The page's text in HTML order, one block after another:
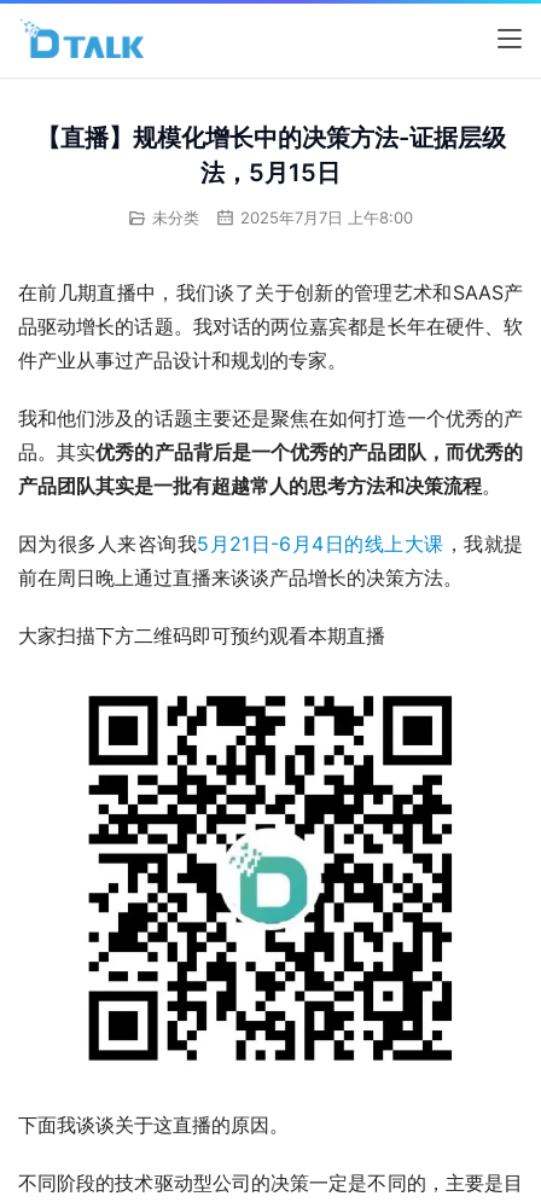
【直播】规模化增长中的决策方法-证据层级
法，5月15日
未分类 2025年7月7日 上午8:00
在前几期直播中，我们谈了关于创新的管理艺术和SAAS产
品驱动增长的话题。我对话的两位嘉宾都是长年在硬件、软
件产业从事过产品设计和规划的专家。
我和他们涉及的话题主要还是聚焦在如何打造一个优秀的产
品。其实优秀的产品背后是一个优秀的产品团队，而优秀的
产品团队其实是一批有超越常人的思考方法和决策流程。
因为很多人来咨询我5月21日-6月4日的线上大课 ，我就提
前在周日晚上通过直播来谈谈产品增长的决策方法。
大家扫描下方二维码即可预约观看本期直播
下面我谈谈关于这直播的原因。
不同阶段的技术驱动型公司的决策一定是不同的，主要是目